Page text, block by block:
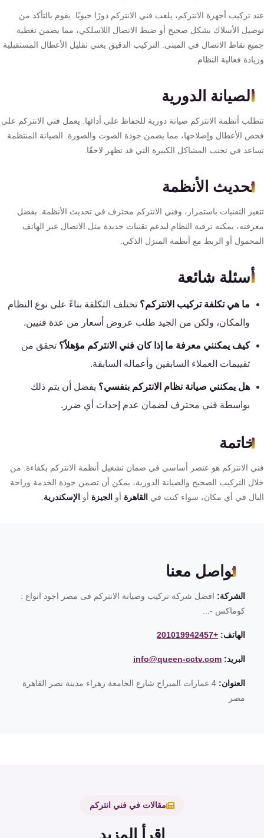
عند تركيب أجهزة الانتركم، يلعب فني الانتركم دورًا حيويًا. يقوم بالتأكد من
توصيل الأسلاك بشكل صحيح أو ضبط الاتصال اللاسلكي، مما يضمن تغطية
جميع نقاط الاتصال في المبنى. التركيب الدقيق يعني تقليل الأعطال المستقبلية
وزيادة فعالية النظام.
الصيانة الدورية
تتطلب أنظمة الانتركم صيانة دورية للحفاظ على أدائها. يعمل فني الانتركم على
فحص الأعطال وإصلاحها، مما يضمن جودة الصوت والصورة. الصيانة المنتظمة
تساعد في تجنب المشاكل الكبيرة التي قد تظهر لاحقًا.
تحديث الأنظمة
تتغير التقنيات باستمرار، وفني الانتركم محترف في تحديث الأنظمة. بفضل
معرفته، يمكنه ترقية النظام ليدعم تقنيات جديدة مثل الاتصال عبر الهاتف
المحمول أو الربط مع أنظمة المنزل الذكي.
أسئلة شائعة
ما هي تكلفة تركيب الانتركم؟ تختلف التكلفة بناءً على نوع النظام
والمكان، ولكن من الجيد طلب عروض أسعار من عدة فنيين.
كيف يمكنني معرفة ما إذا كان فني الانتركم مؤهلاً؟ تحقق من
تقييمات العملاء السابقين وأعماله السابقة.
هل يمكنني صيانة نظام الانتركم بنفسي؟ يفضل أن يتم ذلك
بواسطة فني محترف لضمان عدم إحداث أي ضرر.
خاتمة
فني الانتركم هو عنصر أساسي في ضمان تشغيل أنظمة الانتركم بكفاءة. من
خلال التركيب الصحيح والصيانة الدورية، يمكن أن تضمن جودة الخدمة وراحة
البال في أي مكان، سواء كنت في القاهرة أو الجيزة أو الإسكندرية
تواصل معنا
الشركة: افضل شركة تركيب وصيانة الانتركم فى مصر اجود انواع :
كوماكس -...
الهاتف: +201019942457
البريد: info@queen-cctv.com
العنوان:
4 عمارات الميراج شارع الجامعة زهراء مدينة نصر القاهرة
مصر
مقالات في فني انتركم
اقرأ المزيد